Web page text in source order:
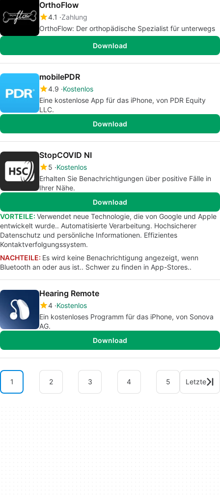
OrthoFlow
4.1
Zahlung
OrthoFlow: Der orthopädische Spezialist für unterwegs
Download
mobilePDR
4.9 Kostenlos
Eine kostenlose App für das iPhone, von PDR Equity
LLC.
Download
StopCOVID NI
5 Kostenlos
Erhalten Sie Benachrichtigungen über positive Fälle in
Ihrer Nähe.
Download
VORTEILE: Verwendet neue Technologie, die von Google und Apple
entwickelt wurde.. Automatisierte Verarbeitung. Hochsicherer
Datenschutz und persönliche Informationen. Effizientes
Kontaktverfolgungssystem.
NACHTEILE: Es wird keine Benachrichtigung angezeigt, wenn
Bluetooth an oder aus ist.. Schwer zu finden in App-Stores..
Hearing Remote
4 Kostenlos
Ein kostenloses Programm für das iPhone, von Sonova
AG.
Download
1 2 3 4 5 Letzte